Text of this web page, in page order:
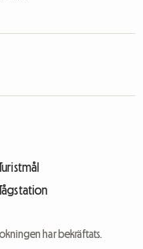
har bekräftats.